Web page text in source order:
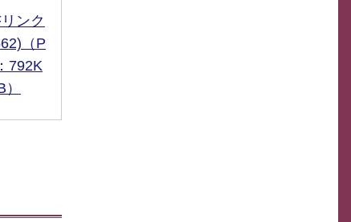
ンク
（P
792K
）